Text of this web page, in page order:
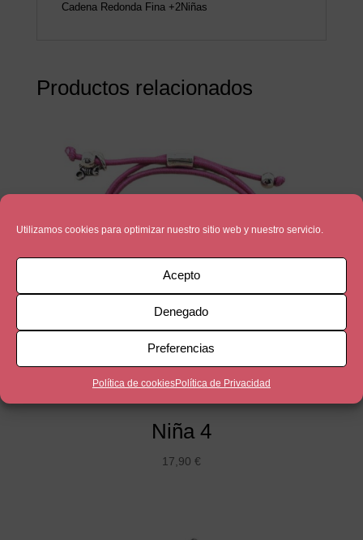
Utilizamos cookies para optimizar nuestro sitio web y nuestro servicio.
Acepto
Denegado
Preferencias
Política de cookiesPolítica de Privacidad
Cadena Redonda Fina +2Niñas
Productos relacionados
Niña 4
17,90 €